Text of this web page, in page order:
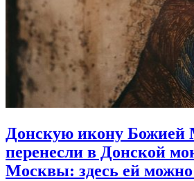
Донскую икону Божией
перенесли в Донской
Москвы: здесь ей